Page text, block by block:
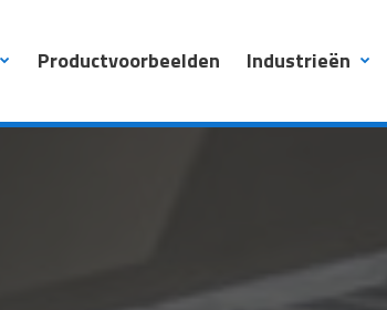
Productvoorbeelden Industrieën